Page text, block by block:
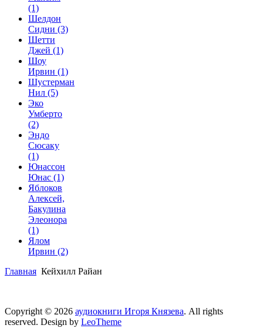
(1)
Шелдон
Сидни (3)
Шетти
Джей (1)
Шоу
Ирвин (1)
Шустерман
Нил (5)
Эко
Умберто
(2)
Эндо
Сюсаку
(1)
Юнассон
Юнас (1)
Яблоков
Алексей,
Бакулина
Элеонора
(1)
Ялом
Ирвин (2)
Главная Кейхилл Райан
Copyright © 2026 аудиокниги Игоря Князева. All rights
reserved. Design by LeoTheme